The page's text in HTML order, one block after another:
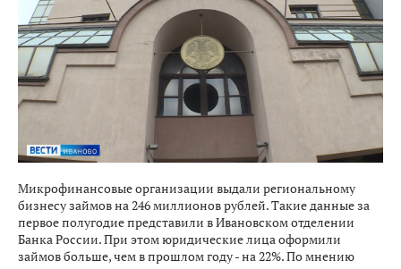
Микрофинансовые организации выдали региональному
бизнесу займов на 246 миллионов рублей. Такие данные за
первое полугодие представили в Ивановском отделении
Банка России. При этом юридические лица оформили
займов больше, чем в прошлом году - на 22%. По мнению